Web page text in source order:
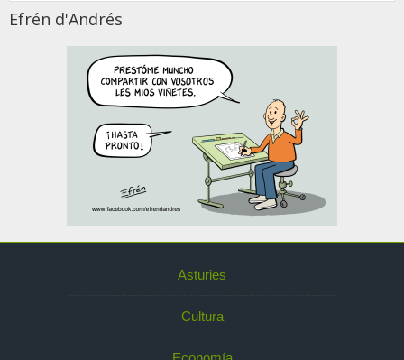
Efrén d'Andrés
Asturies
Cultura